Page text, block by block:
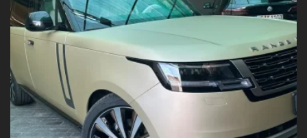
Модель
Range Rover L460 Vogue